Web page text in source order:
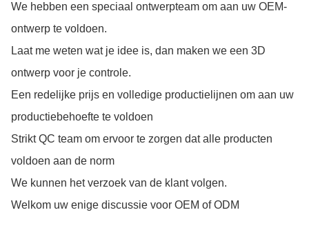
We hebben een speciaal ontwerpteam om aan uw OEM-
ontwerp te voldoen.
Laat me weten wat je idee is, dan maken we een 3D
ontwerp voor je controle.
Een redelijke prijs en volledige productielijnen om aan uw
productiebehoefte te voldoen
Strikt QC team om ervoor te zorgen dat alle producten
voldoen aan de norm
We kunnen het verzoek van de klant volgen.
Welkom uw enige discussie voor OEM of ODM